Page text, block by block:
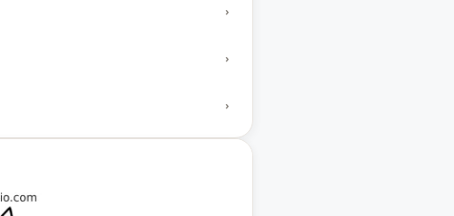
›
›
›